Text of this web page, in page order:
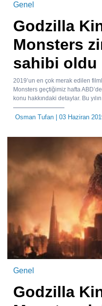
Genel
Godzilla
Monsters
sahibi oldu
2019’un en çok merak edilen
Monsters geçtiğimiz hafta
konu hakkındaki detaylar. Bu
Osman Tufan | 03 Haziran
Genel
Godzilla